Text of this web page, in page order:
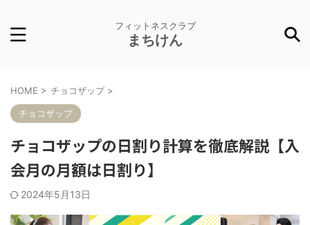
フィットネスクラブ
まちけん
HOME > チョコザップ >
チョコザップ
チョコザップの日割り計算を徹底解説【入
会月の月額は日割り】
2024年5月13日